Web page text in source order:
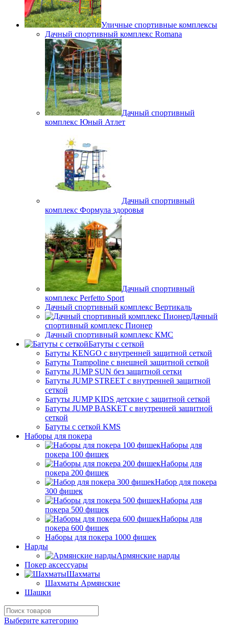
Уличные спортивные комплексы
Дачный спортивный комплекс Romana
Дачный спортивный
комплекс Юный Атлет
Дачный спортивный
комплекс Формула здоровья
Дачный спортивный
комплекс Perfetto Sport
Дачный спортивный комплекс Вертикаль
Дачный
спортивный комплекс Пионер
Дачный спортивный комплекс КМС
Батуты с сеткой
Батуты KENGO с внутренней защитной сеткой
Батуты Trampoline с внешней защитной сеткой
Батуты JUMP SUN без защитной сетки
Батуты JUMP STREET с внутренней защитной
сеткой
Батуты JUMP KIDS детские с защитной сеткой
Батуты JUMP BASKET с внутренней защитной
сеткой
Батуты с сеткой KMS
Наборы для покера
Наборы для
покера 100 фишек
Наборы для
покера 200 фишек
Набор для покера
300 фишек
Наборы для
покера 500 фишек
Наборы для
покера 600 фишек
Наборы для покера 1000 фишек
Нарды
Армянские нарды
Покер аксессуары
Шахматы
Шахматы Армянские
Шашки
Выберите категорию